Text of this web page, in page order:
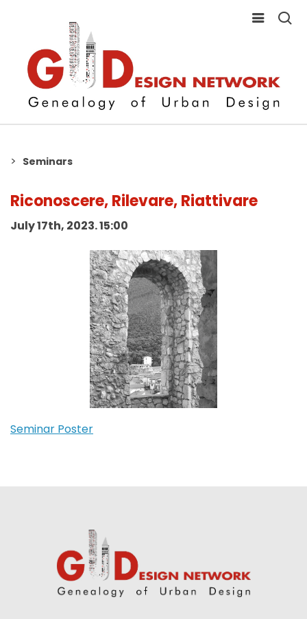
Seminars
Riconoscere, Rilevare, Riattivare
July 17th, 2023. 15:00
Seminar Poster